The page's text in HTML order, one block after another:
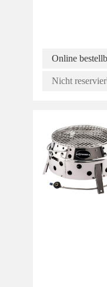
Online
Nicht